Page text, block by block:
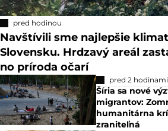
pred hodinou
Navštívili sme najlepšie
Slovensku. Hrdzavý areál
no príroda očarí
pred 2 hodinami
Šíria sa nové
migrantov:
humanitárna
zraniteľná